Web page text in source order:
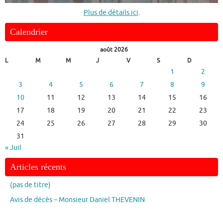
Plus de détails ici.
Calendrier
août 2026
L
M M J V S D
1
2
3
4 5 6 7 8
9
10
11 12 13 14 15
16
17
18 19 20 21 22
23
24
25 26 27 28 29
30
31
« Juil
Articles récents
(pas de titre)
Avis de décès – Monsieur Daniel THEVENIN